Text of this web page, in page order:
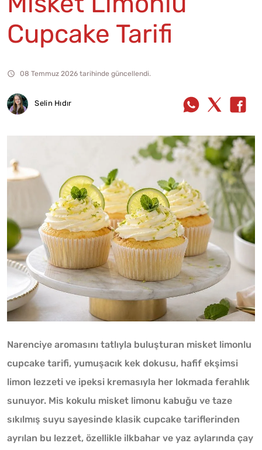
Cupcake Tarifi
08 Temmuz 2026 tarihinde güncellendi.
Selin Hıdır
Narenciye aromasını tatlıyla buluşturan misket limonlu
cupcake tarifi, yumuşacık kek dokusu, hafif ekşimsi
limon lezzeti ve ipeksi kremasıyla her lokmada ferahlık
sunuyor. Mis kokulu misket limonu kabuğu ve taze
sıkılmış suyu sayesinde klasik cupcake tariflerinden
ayrılan bu lezzet, özellikle ilkbahar ve yaz aylarında çay